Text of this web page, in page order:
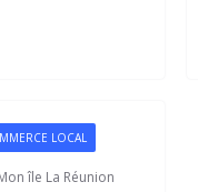
LOCAL
île La Réunion